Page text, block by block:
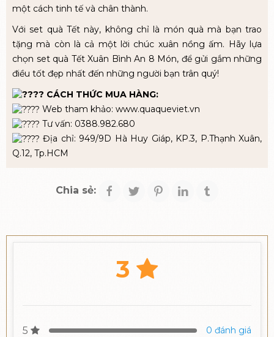
một cách tinh tế và chân thành.
Với set quà Tết này, không chỉ là món quà mà bạn trao
tặng mà còn là cả một lời chúc xuân nồng ấm. Hãy lựa
chọn set quà Tết Xuân Bình An 8 Món, để gửi gắm những
điều tốt đẹp nhất đến những người bạn trân quý!
CÁCH THỨC MUA HÀNG:
Web tham khảo: www.quaqueviet.vn
Tư vấn: 0388.982.680
Địa chỉ: 949/9D Hà Huy Giáp, KP.3, P.Thạnh Xuân,
Q.12, Tp.HCM
Chia sẻ:
3
5 0 đánh giá